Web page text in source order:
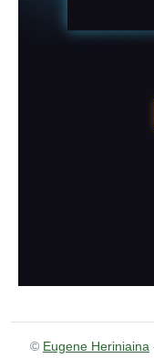
© Eugene Heriniaina